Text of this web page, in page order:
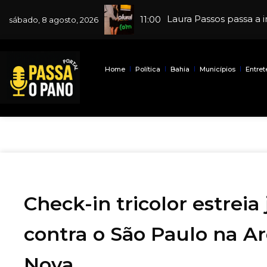
sábado, 8 agosto, 2026 11:00 Laura Passos passa
Angelo: Salvador fica
Home Política Bahia Municípios
Check-in tricolor estreia
contra o São Paulo na